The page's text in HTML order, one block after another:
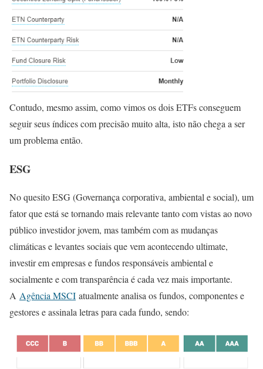
Contudo, mesmo assim, como vimos os dois ETFs conseguem
seguir seus índices com precisão muito alta, isto não chega a ser
um problema então.
ESG
No quesito ESG (Governança corporativa, ambiental e social), um
fator que está se tornando mais relevante tanto com vistas ao novo
público investidor jovem, mas também com as mudanças
climáticas e levantes sociais que vem acontecendo ultimate,
investir em empresas e fundos responsáveis ambiental e
socialmente e com transparência é cada vez mais importante.
A Agência MSCI atualmente analisa os fundos, componentes e
gestores e assinala letras para cada fundo, sendo: